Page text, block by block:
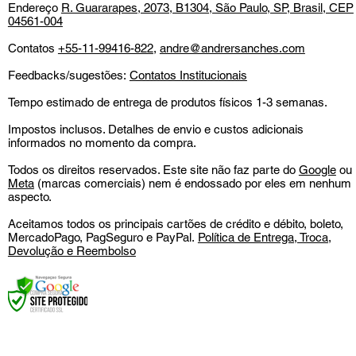
Endereço R. Guararapes, 2073, B1304, São Paulo, SP, Brasil, CEP
04561-004
Contatos +55-11-99416-822, andre@andrersanches.com
Feedbacks/sugestões: Contatos Institucionais
Tempo estimado de entrega de produtos físicos 1-3 semanas.
Impostos inclusos. Detalhes de envio e custos adicionais
informados no momento da compra.
Todos os direitos reservados. Este site não faz parte do Googleou
Meta(marcas comerciais) nem é endossado por eles em nenhum
aspecto.
Aceitamos todos os principais cartões de crédito e débito, boleto,
MercadoPago, PagSeguro e PayPal. Política de Entrega, Troca,
Devolução e Reembolso